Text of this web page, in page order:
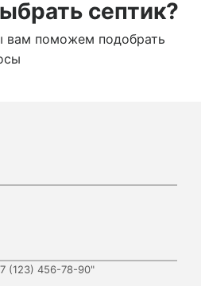
септик?
вам поможем подобрать
(123) 456-78-90"